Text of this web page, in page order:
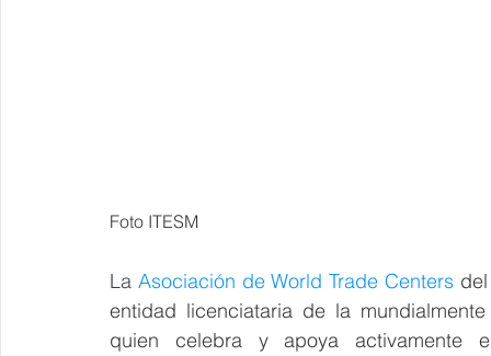
Foto ITESM
La Asociación de World Trade Centers
entidad licenciataria de la
quien celebra y apoya activamente